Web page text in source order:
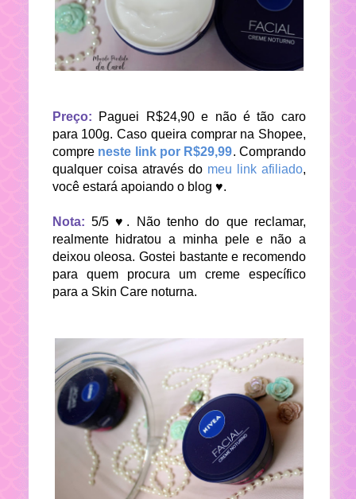
Preço: Paguei R$24,90 e não é tão caro
para 100g. Caso queira comprar na Shopee,
compre neste link por R$29,99. Comprando
qualquer coisa através do meu link afiliado,
você estará apoiando o blog ♥.
Nota: 5/5 ♥. Não tenho do que reclamar,
realmente hidratou a minha pele e não a
deixou oleosa. Gostei bastante e recomendo
para quem procura um creme específico
para a Skin Care noturna.